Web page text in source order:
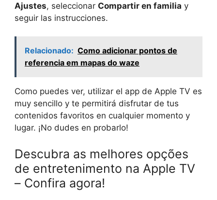
Ajustes, seleccionar Compartir en familia y
seguir las instrucciones.
Relacionado: Como adicionar pontos de
referencia em mapas do waze
Como puedes ver, utilizar el app de Apple TV es
muy sencillo y te permitirá disfrutar de tus
contenidos favoritos en cualquier momento y
lugar. ¡No dudes en probarlo!
Descubra as melhores opções
de entretenimento na Apple TV
– Confira agora!